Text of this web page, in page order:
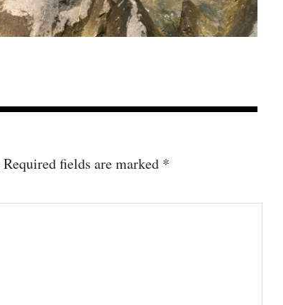
Required fields are marked *